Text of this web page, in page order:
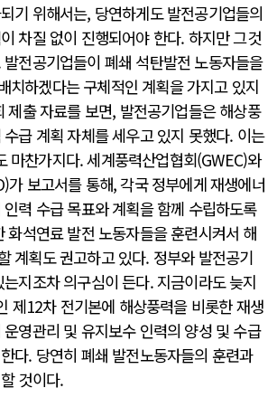
기 위해서는, 당연하게도 발전공기업들의
차질 없이 진행되어야 한다. 하지만 그것
전공기업들이 폐쇄 석탄발전 노동자들을
치하겠다는 구체적인 계획을 가지고 있지
제출 자료를 보면, 발전공기업들은 해상풍
급 계획 자체를 세우고 있지 못했다. 이는
마찬가지다. 세계풍력산업협회(GWEC)와
가 보고서를 통해, 각국 정부에게 재생에너
력 수급 목표와 계획을 함께 수립하도록
화석연료 발전 노동자들을 훈련시켜서 해
계획도 권고하고 있다. 정부와 발전공기
지조차 의구심이 든다. 지금이라도 늦지
제12차 전기본에 해상풍력을 비롯한 재생
영관리 및 유지보수 인력의 양성 및 수급
다. 당연히 폐쇄 발전노동자들의 훈련과
것이다.